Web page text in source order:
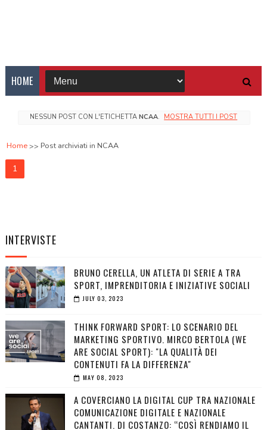
HOME
NESSUN POST CON L'ETICHETTA NCAA. MOSTRA TUTTI I POST
Home Post archiviati in NCAA
1
INTERVISTE
BRUNO CERELLA, UN ATLETA DI SERIE A TRA
SPORT, IMPRENDITORIA E INIZIATIVE SOCIALI
JULY 03, 2023
THINK FORWARD SPORT: LO SCENARIO DEL
MARKETING SPORTIVO. MIRCO BERTOLA (WE
ARE SOCIAL SPORT): "LA QUALITÀ DEI
CONTENUTI FA LA DIFFERENZA"
MAY 08, 2023
A COVERCIANO LA DIGITAL CUP TRA NAZIONALE
COMUNICAZIONE DIGITALE E NAZIONALE
CANTANTI. DI COSTANZO: “COSÌ RENDIAMO IL